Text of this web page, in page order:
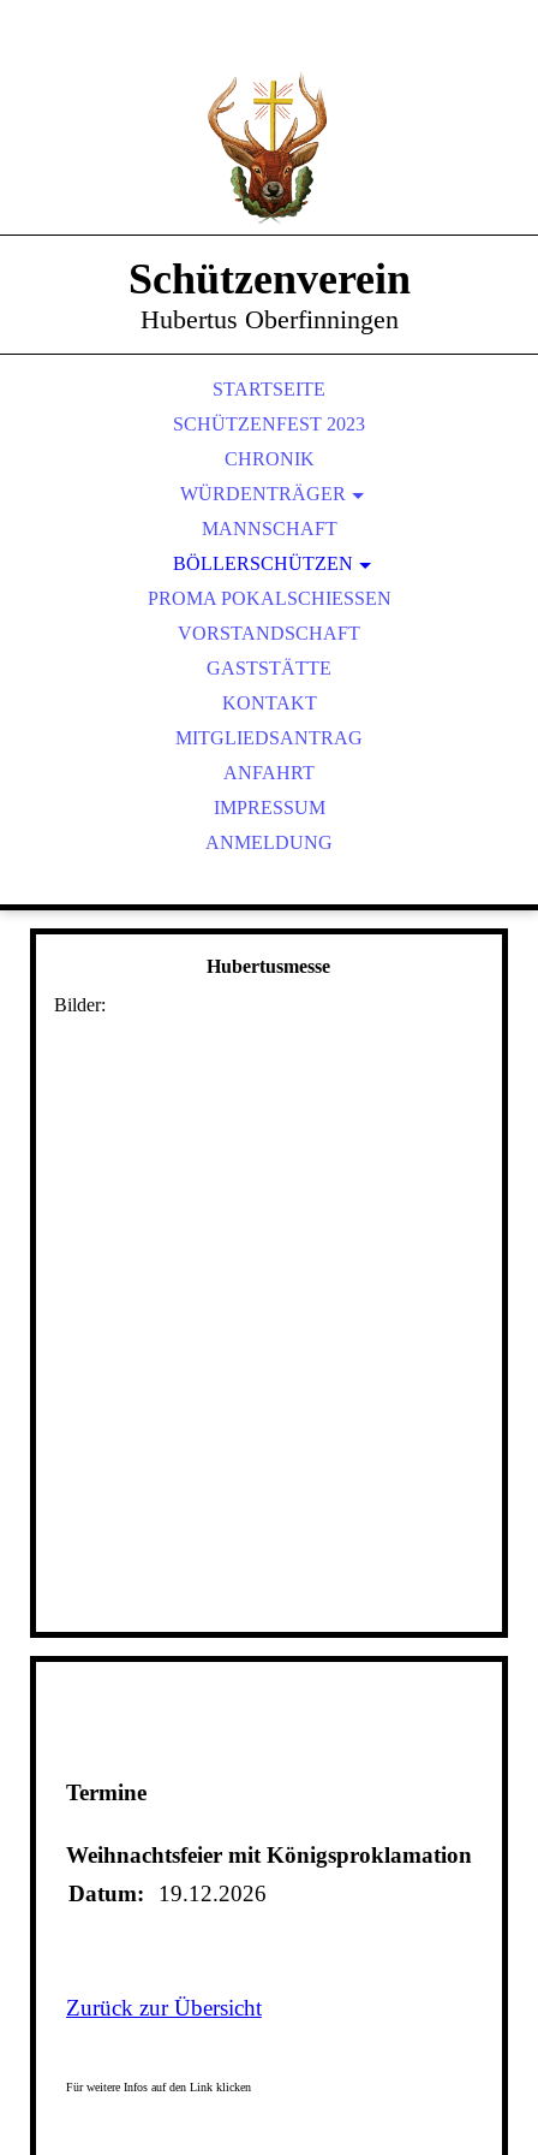
Schützenverein
Hubertus Oberfinningen
STARTSEITE
SCHÜTZENFEST 2023
CHRONIK
WÜRDENTRÄGER
SCHÜTZENKÖNIGE
VEREINSMEISTER
MANNSCHAFT
BÖLLERSCHÜTZEN
OKTOBERFEST & BÖLLERSCHIESSEN
BILDER HUBERTUSMESSE
VIDEO NEUJAHRSBÖLLERN
BILDER BÖLLER
PROMA POKALSCHIESSEN
VORSTANDSCHAFT
GASTSTÄTTE
KONTAKT
MITGLIEDSANTRAG
ANFAHRT
IMPRESSUM
ANMELDUNG
Hubertusmesse
Bilder:
Termine
Weihnachtsfeier mit Königsproklamation
Datum:
19.12.2026
Zurück zur Übersicht
Für weitere Infos auf den Link klicken